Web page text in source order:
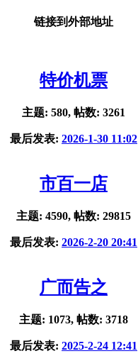
链接到外部地址
特价机票
主题: 580, 帖数: 3261
最后发表: 2026-1-30 11:02
市百一店
主题: 4590, 帖数: 29815
最后发表: 2026-2-20 20:41
广而告之
主题: 1073, 帖数: 3718
最后发表: 2025-2-24 12:41